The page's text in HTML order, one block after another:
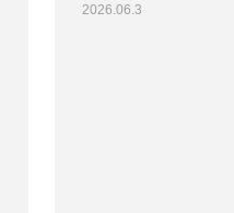
2026.06.3